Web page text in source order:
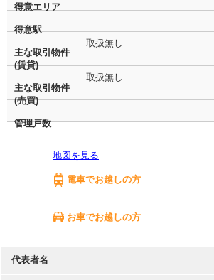
得意エリア
得意駅
主な取引物件
(賃貸)
取扱無し
主な取引物件
(売買)
取扱無し
管理戸数
地図を見る
電車でお越しの方
お車でお越しの方
代表者名